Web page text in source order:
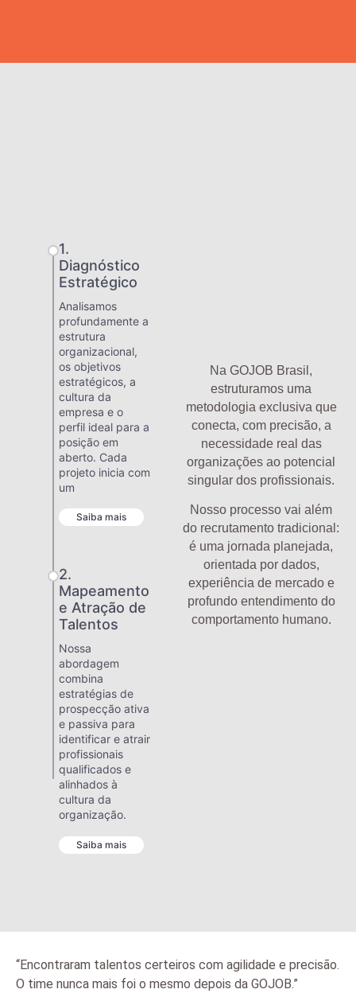
Na GOJOB Brasil,
estruturamos uma
metodologia exclusiva que
conecta, com precisão, a
necessidade real das
organizações ao potencial
singular dos profissionais.
Nosso processo vai além
do recrutamento tradicional:
é uma jornada planejada,
orientada por dados,
experiência de mercado e
profundo entendimento do
comportamento humano.
1.
Diagnóstico
Estratégico
Analisamos
profundamente a
estrutura
organizacional,
os objetivos
estratégicos, a
cultura da
empresa e o
perfil ideal para a
posição em
aberto. Cada
projeto inicia com
um
Saiba mais
2.
Mapeamento
e Atração de
Talentos
Nossa
abordagem
combina
estratégias de
prospecção ativa
e passiva para
identificar e atrair
profissionais
qualificados e
alinhados à
cultura da
organização.
Saiba mais
competências
técnicas,
comportamentais
“Encontraram talentos certeiros com agilidade e precisão.
O time nunca mais foi o mesmo depois da GOJOB.”